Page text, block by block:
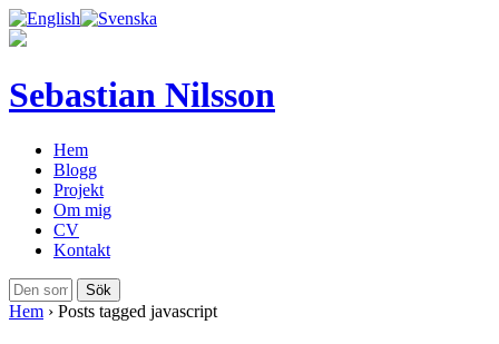
Sebastian Nilsson
Hem
Blogg
Projekt
Om mig
CV
Kontakt
Hem › Posts tagged javascript